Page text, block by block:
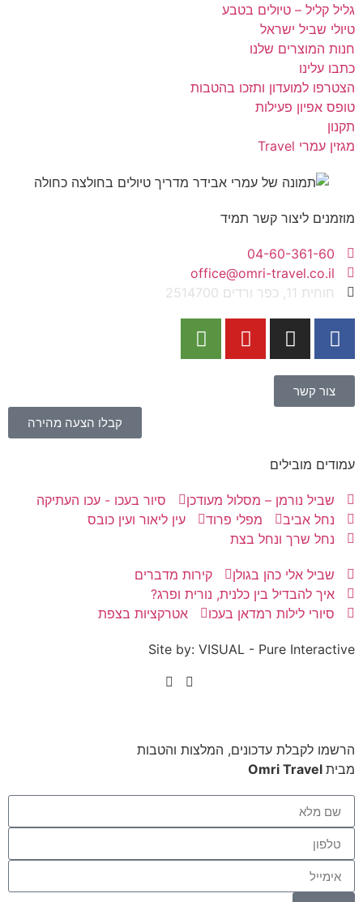
גליל קליל – טיולים בטבע
טיולי שביל ישראל
חנות המוצרים שלנו
כתבו עלינו
הצטרפו למועדון ותזכו בהטבות
טופס אפיון פעילות
תקנון
מגזין עמרי Travel
מוזמנים ליצור קשר תמיד
04-60-361-60
office@omri-travel.co.il
חוחית 11, כפר ורדים 2514700
צור קשר
קבלו הצעה מהירה
עמודים מובילים
שביל נורמן – מסלול מעודכן
סיור בעכו - עכו העתיקה
נחל אביב
מפלי פרוד
עין ליאור ועין כובס
נחל שרך ונחל בצת
שביל אלי כהן בגולן
קירות מדברים
איך להבדיל בין כלנית, נורית ופרג?
סיורי לילות רמדאן בעכו
אטרקציות בצפת
Site by: VISUAL - Pure Interactive
הרשמו לקבלת עדכונים, המלצות והטבות
מבית